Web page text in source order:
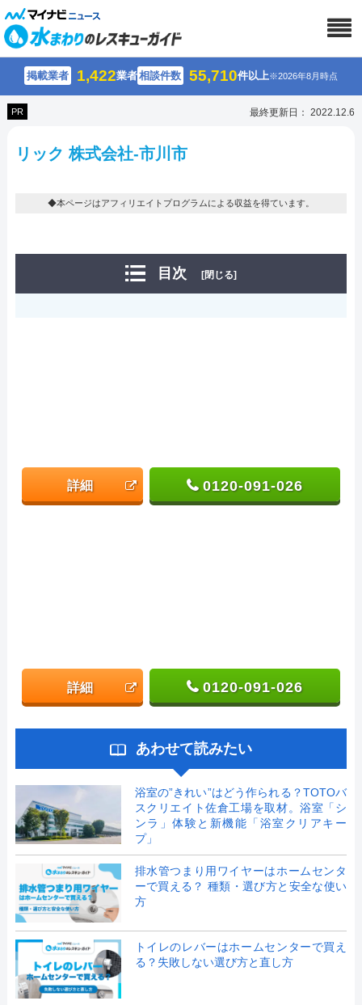
掲載業者 1,422業者相談件数 55,710件以上※2026年8月時点
PR 最終更新日： 2022.12.6
リック 株式会社-市川市
◆本ページはアフィリエイトプログラムによる収益を得ています。
目次 [閉じる]
詳細 0120-091-026
詳細 0120-091-026
あわせて読みたい
浴室の”きれい”はどう作られる？TOTOバ
スクリエイト佐倉工場を取材。浴室「シ
ンラ」体験と新機能「浴室クリアキー
プ」
排水管つまり用ワイヤーはホームセンタ
ーで買える？ 種類・選び方と安全な使い
方
トイレのレバーはホームセンターで買え
る？失敗しない選び方と直し方